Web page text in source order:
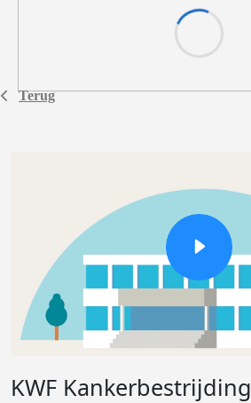
Terug
KWF Kankerbestrijding